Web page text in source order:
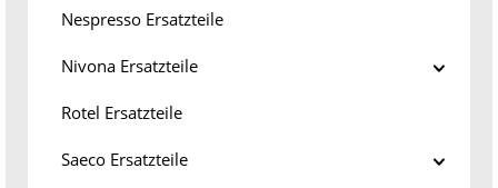
Nespresso Ersatzteile
Nivona Ersatzteile
Rotel Ersatzteile
Saeco Ersatzteile